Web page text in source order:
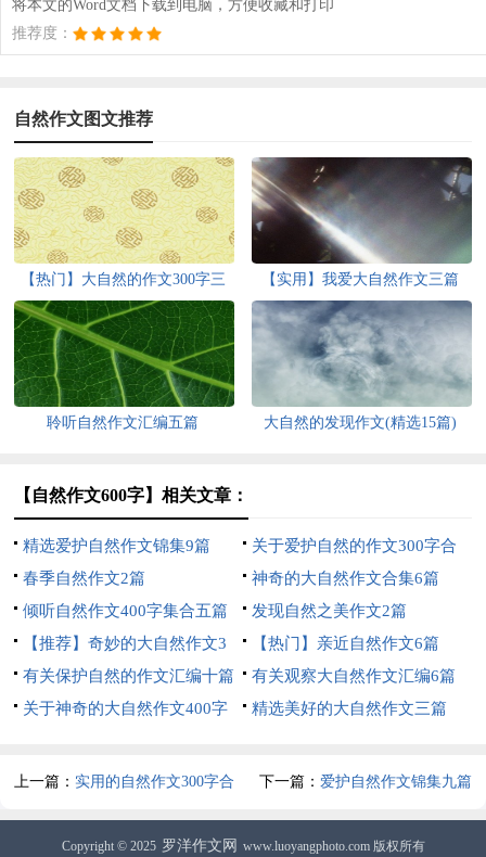
将本文的Word文档下载到电脑，方便收藏和打印
推荐度：
自然作文图文推荐
【热门】大自然的作文300字三
篇
【实用】我爱大自然作文三篇
聆听自然作文汇编五篇 大自然的发现作文(精选15篇)
【自然作文600字】相关文章：
精选爱护自然作文锦集9篇
关于爱护自然的作文300字合
集五篇
春季自然作文2篇
神奇的大自然作文合集6篇
倾听自然作文400字集合五篇
发现自然之美作文2篇
【推荐】奇妙的大自然作文3
篇
【热门】亲近自然作文6篇
有关保护自然的作文汇编十篇
有关观察大自然作文汇编6篇
关于神奇的大自然作文400字
精选美好的大自然作文三篇
上一篇： 实用的自然作文300字合
集6篇
下一篇： 爱护自然作文锦集九篇
Copyright © 2025 罗洋作文网 www.luoyangphoto.com 版权所有